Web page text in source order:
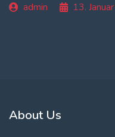
admin
13.
About Us